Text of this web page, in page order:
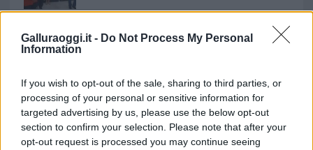
Galluraoggi.it - Do Not Process My Personal
Information
If you wish to opt-out of the sale, sharing to third parties, or
processing of your personal or sensitive information for
targeted advertising by us, please use the below opt-out
section to confirm your selection. Please note that after your
opt-out request is processed you may continue seeing
partecipazione per il suo racconto
Calangianus, allarme sul centro accoglienza
minori, Albieri: “Episodi gravissimi”